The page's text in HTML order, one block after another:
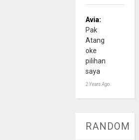
Avia:
Pak
Atang
oke
pilihan
saya
2 Years Ago
RANDOM